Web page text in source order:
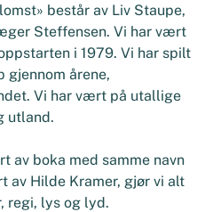
består av Liv Staupe,
Steffensen. Vi har vært
i 1979. Vi har spilt
årene,
Vi har vært på utallige
utland.
av boka med samme navn
av Hilde Kramer, gjør vi alt
regi, lys og lyd.